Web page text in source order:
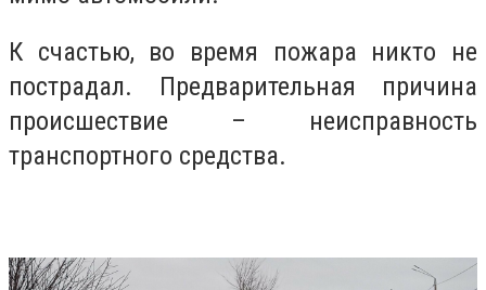
К счастью, во время пожара никто не
пострадал. Предварительная причина
происшествие – неисправность
транспортного средства.